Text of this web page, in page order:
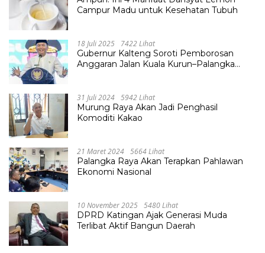
Campur Madu untuk Kesehatan Tubuh
18 Juli 2025 7422 Lihat
Gubernur Kalteng Soroti Pemborosan
Anggaran Jalan Kuala Kurun–Palangka
31 Juli 2024 5942 Lihat
Murung Raya Akan Jadi Penghasil
Komoditi Kakao
21 Maret 2024 5664 Lihat
Palangka Raya Akan Terapkan Pahlawan
Ekonomi Nasional
10 November 2025 5480 Lihat
DPRD Katingan Ajak Generasi Muda
Terlibat Aktif Bangun Daerah